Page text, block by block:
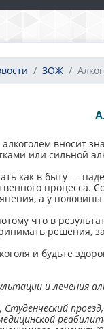
ЗОЖ
вносит
или сильной
как в быту —
процесса.
а у
что в
решения,
и будьте
и лечения
Студенческий